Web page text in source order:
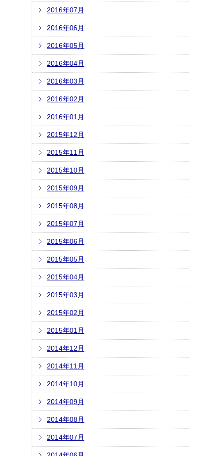
2016年07月
2016年06月
2016年05月
2016年04月
2016年03月
2016年02月
2016年01月
2015年12月
2015年11月
2015年10月
2015年09月
2015年08月
2015年07月
2015年06月
2015年05月
2015年04月
2015年03月
2015年02月
2015年01月
2014年12月
2014年11月
2014年10月
2014年09月
2014年08月
2014年07月